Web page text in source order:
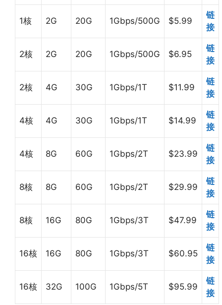
1核 2G 20G 1Gbps/500G $5.99
链
接
2核 2G 20G 1Gbps/500G $6.95
链
接
2核 4G 30G 1Gbps/1T $11.99
链
接
4核 4G 30G 1Gbps/1T $14.99
链
接
4核 8G 60G 1Gbps/2T $23.99
链
接
8核 8G 60G 1Gbps/2T $29.99
链
接
8核 16G 80G 1Gbps/3T $47.99
链
接
16核 16G 80G 1Gbps/3T $60.95
链
接
16核 32G 100G 1Gbps/5T $95.99
链
接